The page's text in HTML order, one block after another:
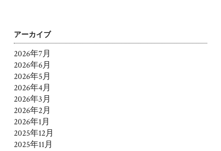
アーカイブ
2026年7月
2026年6月
2026年5月
2026年4月
2026年3月
2026年2月
2026年1月
2025年12月
2025年11月